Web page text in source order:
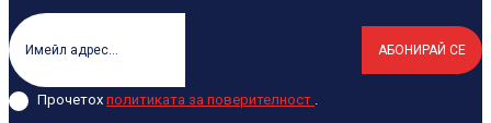
АБОНИРАЙ СЕ
Прочетох политиката за поверителност .